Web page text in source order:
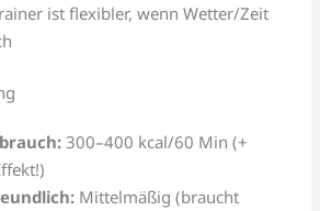
ist flexibler, wenn Wetter/Zeit
300–400 kcal/60 Min (+
Mittelmäßig (braucht